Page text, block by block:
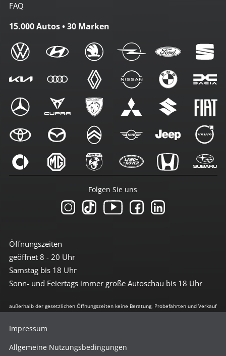
FAQ
15.000 Autos • 30 Marken
Öffnungszeiten
geöffnet 8 - 20 Uhr
Samstag bis 18 Uhr
Sonn- und Feiertags immer große Autoschau bis 18 Uhr
Folgen Sie uns
außerhalb der gesetzlichen Öffnungszeiten keine Beratung, Probefahrten und Verkauf
Impressum
Allgemeine Nutzungsbedingungen